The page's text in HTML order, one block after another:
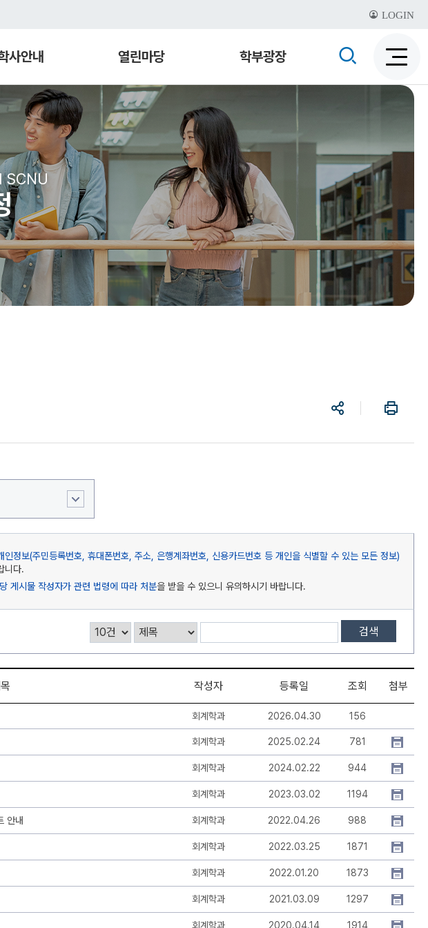
LOGIN
사안내 열린마당 학부광장
색
성
화
색
SCNU
공
프
린
인정보(주민등록번호, 휴대폰번호, 주소, 은행계좌번호, 신용카드번호 등 개인을 식별할 수 있는 모든 정보)
니다.
게시물 작성자가 관련 법령에 따라 처분을 받을 수 있으니 유의하시기 바랍니다.
검색
작성자 등록일 조회 첨부
회계학과 2026.04.30 156
회계학과 2025.02.24 781
회계학과 2024.02.22 944
회계학과 2023.03.02 1194
안내 회계학과 2022.04.26 988
회계학과 2022.03.25 1871
회계학과 2022.01.20 1873
회계학과 2021.03.09 1297
회계학과 2020.04.14 1914